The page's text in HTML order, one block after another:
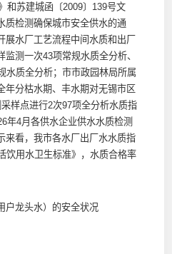
和苏建城函〔2009〕139号文
质检测确保城市安全供水的通
展水厂工艺流程中间水质和出厂
测一次43项常规水质全分析、
水质全分析；市市政园林局所属
年分枯水期、丰水期对无锡市区
样点进行2次97项全分析水质指
年4月各供水企业供水水质检测
来看，我市各水厂出厂水水质指
饮用水卫生标准》，水质合格率
龙头水）的安全状况